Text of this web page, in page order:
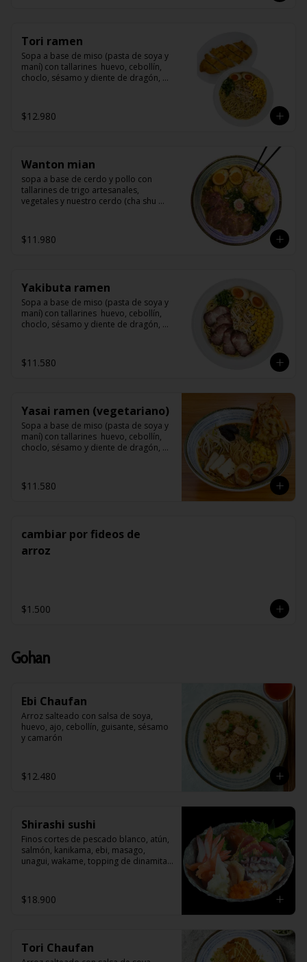
Tori ramen
Sopa a base de miso (pasta de soya y
maní) con tallarines  huevo, cebollín,
choclo, sésamo y diente de dragón,
$12.980
Wanton mian
sopa a base de cerdo y pollo con
tallarines de trigo artesanales,
vegetales y nuestro cerdo (cha shu
$11.980
Yakibuta ramen
Sopa a base de miso (pasta de soya y
maní) con tallarines  huevo, cebollín,
choclo, sésamo y diente de dragón,
$11.580
Yasai ramen (vegetariano)
Sopa a base de miso (pasta de soya y
maní) con tallarines  huevo, cebollín,
choclo, sésamo y diente de dragón,
$11.580
cambiar por fideos de
arroz
$1.500
Gohan
Ebi Chaufan
Arroz salteado con salsa de soya,
huevo, ajo, cebollín, guisante, sésamo
y camarón
$12.480
Shirashi sushi
Finos cortes de pescado blanco, atún,
salmón, kanikama, ebi, masago,
unagui, wakame, topping de dinamita ,
$18.900
Tori Chaufan